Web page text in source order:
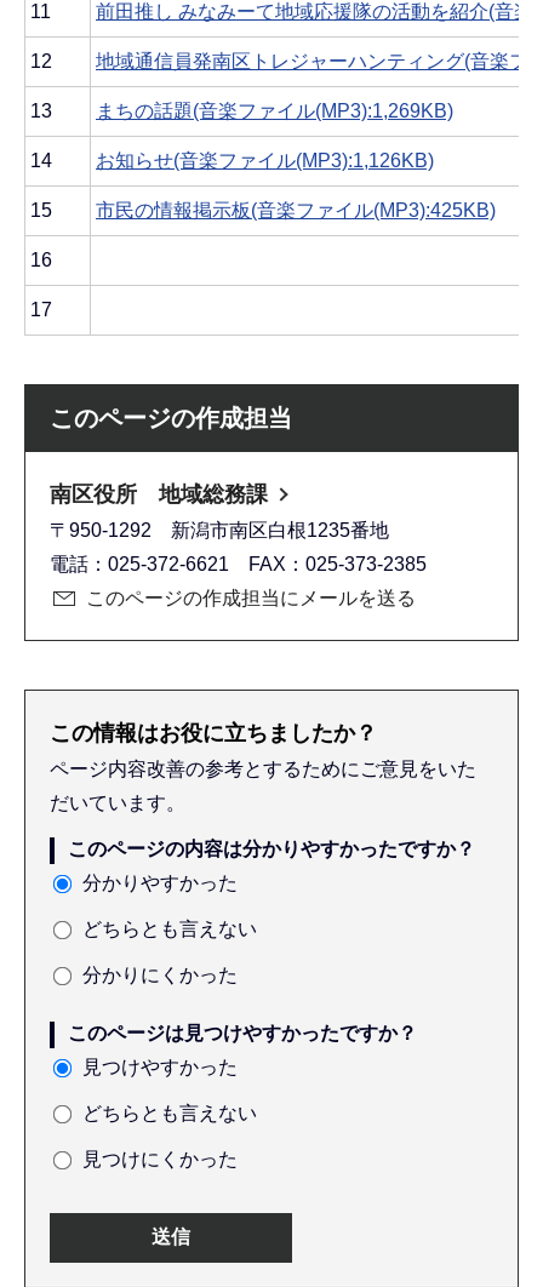
11 前田推し みなみーて地域応援隊の活動を紹介(音楽
12 地域通信員発南区トレジャーハンティング(音楽フ
13 まちの話題(音楽ファイル(MP3):1,269KB)
14 お知らせ(音楽ファイル(MP3):1,126KB)
15 市民の情報掲示板(音楽ファイル(MP3):425KB)
16
17
このページの作成担当
南区役所 地域総務課
〒950-1292 新潟市南区白根1235番地
電話：025-372-6621 FAX：025-373-2385
このページの作成担当にメールを送る
この情報はお役に立ちましたか？
ページ内容改善の参考とするためにご意見をいた
だいています。
このページの内容は分かりやすかったですか？
分かりやすかった
どちらとも言えない
分かりにくかった
このページは見つけやすかったですか？
見つけやすかった
どちらとも言えない
見つけにくかった